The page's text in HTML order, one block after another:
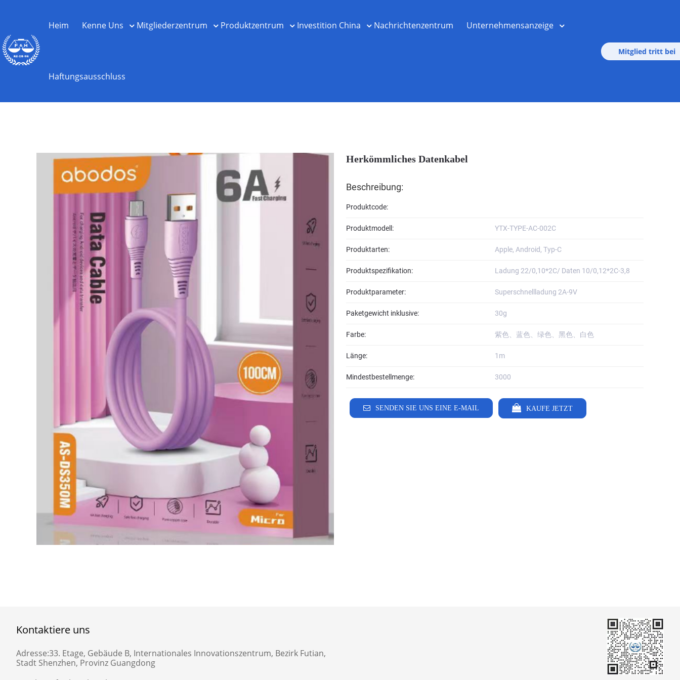
Heim Kenne Uns Mitgliederzentrum Produktzentrum Investition China Nachrichtenzentrum Unternehmensanzeige
Haftungsausschluss
Mitglied tritt bei
Herkömmliches Datenkabel
Beschreibung:
Produktcode:
Produktmodell: YTX-TYPE-AC-002C
Produktarten: Apple, Android, Typ-C
Produktspezifikation: Ladung 22/0,10*2C/ Daten 10/0,12*2C-3,8
Produktparameter: Superschnellladung 2A-9V
Paketgewicht inklusive: 30g
Farbe: 紫色、蓝色、绿色、黑色、白色
Länge: 1m
Mindestbestellmenge: 3000
SENDEN SIE UNS EINE E-MAIL KAUFE JETZT
Kontaktiere uns
Adresse:33. Etage, Gebäude B, Internationales Innovationszentrum, Bezirk Futian,
Stadt Shenzhen, Provinz Guangdong